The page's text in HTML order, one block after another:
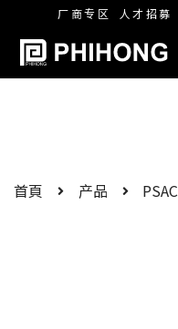
厂商专区 人才招募
首頁 产品